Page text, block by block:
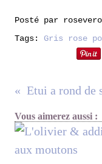
Posté par
Tags: Gris rose
Etui a rond de
Vous aimerez aussi :